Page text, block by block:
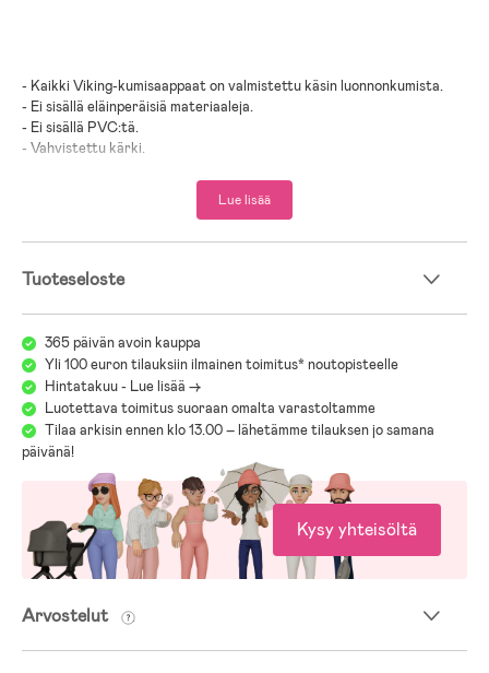
- Kaikki Viking-kumisaappaat on valmistettu käsin luonnonkumista.
- Ei sisällä eläinperäisiä materiaaleja.
- Ei sisällä PVC:tä.
- Vahvistettu kärki.
- Kuvioidut ulkopohjat antavat hyvän pidon.
- Norjalainen Foreldre & Barn -lehti valitsi mallin kumisaapastestinsä
- Luonnonkumi.
Lue lisää
Tuoteseloste
365 päivän avoin kauppa
Yli 100 euron tilauksiin ilmainen toimitus* noutopisteelle
Hintatakuu - Lue lisää ->
Luotettava toimitus suoraan omalta varastoltamme
Tilaa arkisin ennen klo 13.00 – lähetämme tilauksen jo samana
päivänä!
Kysy yhteisöltä
Arvostelut